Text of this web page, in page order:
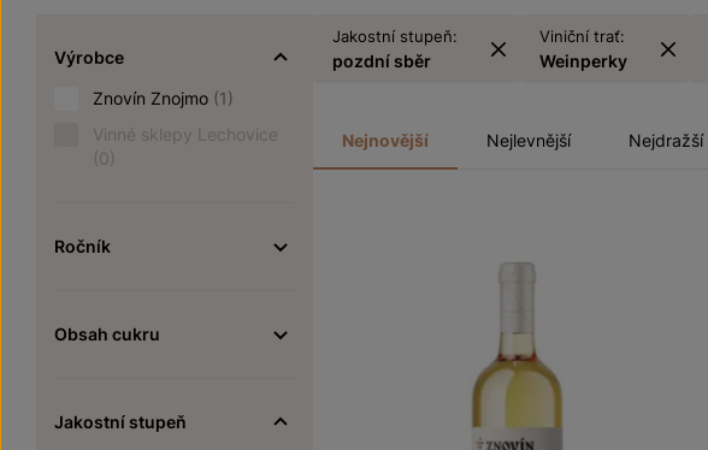
Výrobce
Znovín Znojmo (1)
Vinné sklepy Lechovice
(0)
Ročník
Obsah cukru
Jakostní stupeň
Jakostní stupeň:
pozdní sběr
Viniční trať:
Weinperky
Nejnovější Nejlevnější Nejdražší